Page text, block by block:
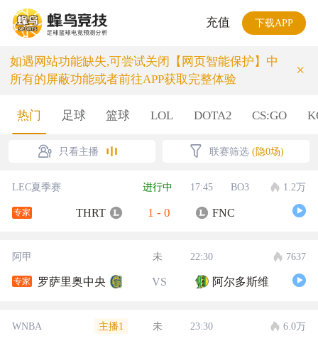
充值 下载APP
如遇网站功能缺失,可尝试关闭【网页智能保护】中
所有的屏蔽功能或者前往APP获取完整体验
×
热门 足球 篮球 LOL DOTA2 CS:GO
只看主播 联赛筛选 (隐0场)
LEC夏季赛 进行中 17:45 BO3 1.2万
专家 THRT 1 - 0 FNC
阿甲 未 22:30 7637
专家 罗萨里奥中央 VS 阿尔多斯维
WNBA 主播1 未 23:30 6.0万